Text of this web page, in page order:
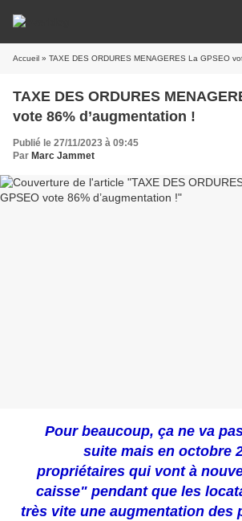
Accueil » TAXE DES ORDURES MENAGERES La GPSEO
TAXE DES ORDURES
vote 86% d’augmentation !
Publié le 27/11/2023 à 09:45
Par Marc Jammet
Pour beaucoup, ça ne va
suite mais en octobre
propriétaires qui vont à
caisse" pendant que les
très vite une augmentation des